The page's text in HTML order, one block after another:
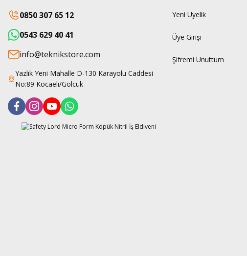
0850 307 65 12
0543 629 40 41
info@teknikstore.com
Yazlık Yeni Mahalle D-130 Karayolu Caddesi
No:89 Kocaeli/Gölcük
Yeni Üyelik
Üye Girişi
Şifremi Unuttum